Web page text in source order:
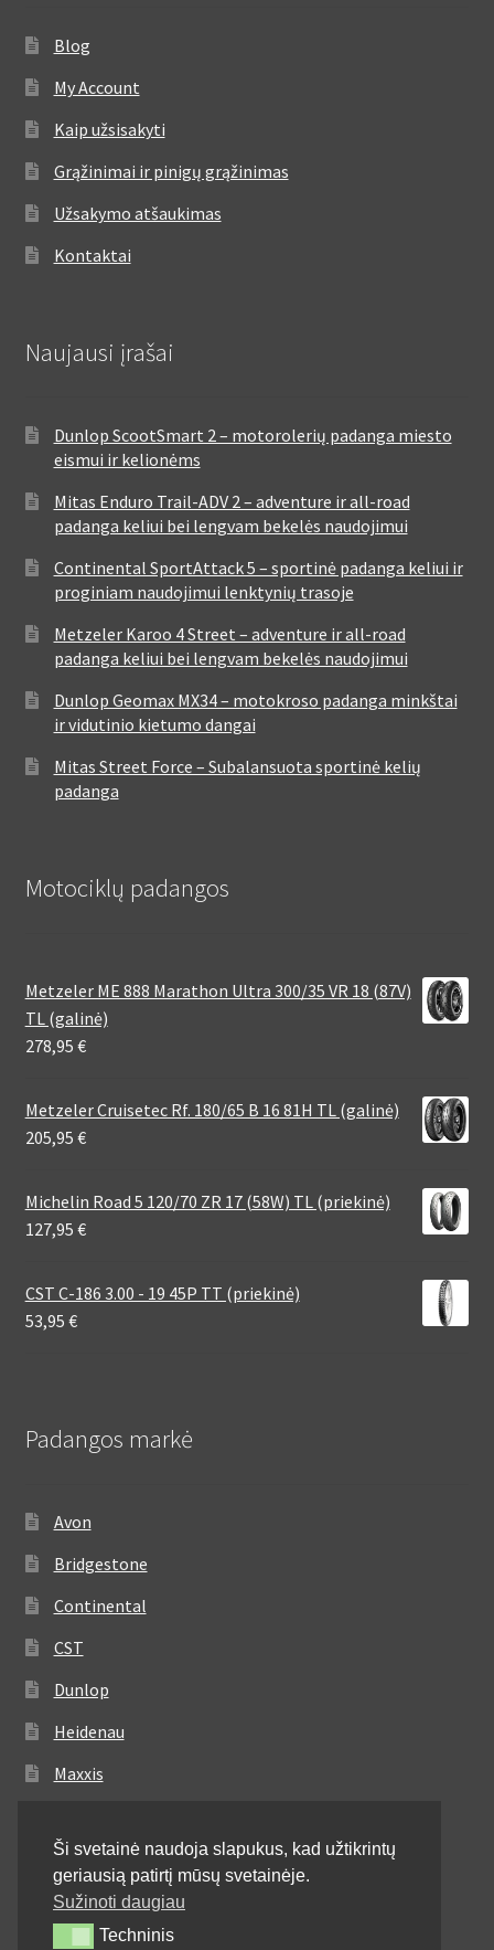
Blog
My Account
Kaip užsisakyti
Grąžinimai ir pinigų grąžinimas
Užsakymo atšaukimas
Kontaktai
Naujausi įrašai
Dunlop ScootSmart 2 – motorolerių padanga miesto
eismui ir kelionėms
Mitas Enduro Trail-ADV 2 – adventure ir all-road
padanga keliui bei lengvam bekelės naudojimui
Continental SportAttack 5 – sportinė padanga keliui ir
proginiam naudojimui lenktynių trasoje
Metzeler Karoo 4 Street – adventure ir all-road
padanga keliui bei lengvam bekelės naudojimui
Dunlop Geomax MX34 – motokroso padanga minkštai
ir vidutinio kietumo dangai
Mitas Street Force – Subalansuota sportinė kelių
padanga
Motociklų padangos
Metzeler ME 888 Marathon Ultra 300/35 VR 18 (87V)
TL (galinė)
278,95 €
Metzeler Cruisetec Rf. 180/65 B 16 81H TL (galinė)
205,95 €
Michelin Road 5 120/70 ZR 17 (58W) TL (priekinė)
127,95 €
CST C-186 3.00 - 19 45P TT (priekinė)
53,95 €
Padangos markė
Avon
Bridgestone
Continental
CST
Dunlop
Heidenau
Maxxis
Michelin
Mitas
Pirelli
Ši svetainė naudoja slapukus, kad užtikrintų
geriausią patirtį mūsų svetainėje.
Sužinoti daugiau
TechninisTechninis